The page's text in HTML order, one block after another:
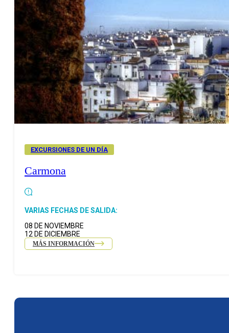
EXCURSIONES DE UN DÍA
Carmona
VARIAS FECHAS DE SALIDA:
08 DE NOVIEMBRE
12 DE DICIEMBRE
MÁS INFORMACIÓN